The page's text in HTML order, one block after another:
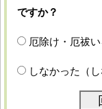
ですか？
厄除け・厄祓
しなかった（し